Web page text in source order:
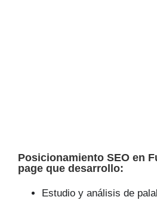
Posicionamiento SEO en
page que desarrollo:
Estudio y análisis de